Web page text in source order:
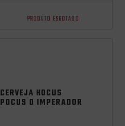
PRODUTO ESGOTADO
CERVEJA HOCUS
POCUS O IMPERADOR